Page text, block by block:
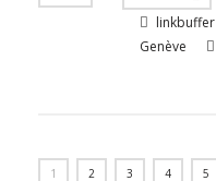
linkbuffer
Genève
1 2 3 4 5